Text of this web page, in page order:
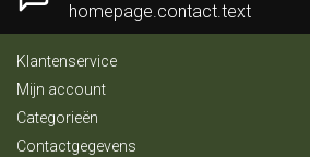
homepage.contact.text
Klantenservice
Mijn account
Categorieën
Contactgegevens